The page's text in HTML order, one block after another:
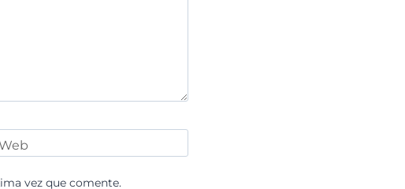
vez que comente.